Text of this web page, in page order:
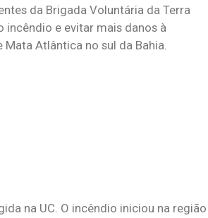
da Brigada Voluntária da Terra
incêndio e evitar mais danos à
Atlântica no sul da Bahia.
na UC. O incêndio iniciou na região